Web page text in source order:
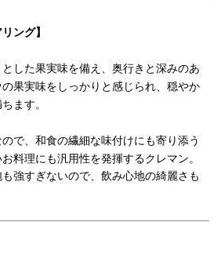
ング】
した果実味を備え、奥行きと深みのあ
果実味をしっかりと感じられ、穏やか
ます。
で、和食の繊細な味付けにも寄り添う
料理にも汎用性を発揮するクレマン。
強すぎないので、飲み心地の綺麗さも